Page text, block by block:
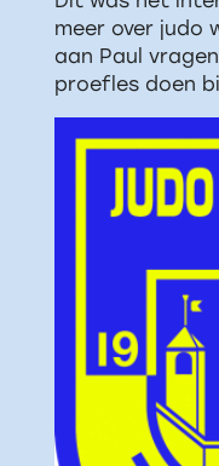
meer over judo
aan Paul
proefles doen